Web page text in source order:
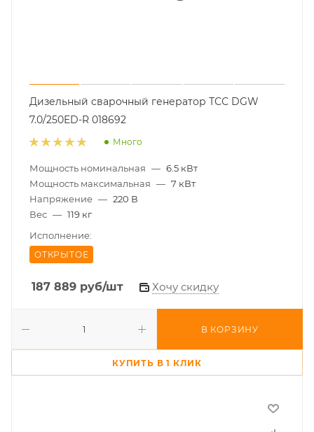
Дизельный сварочный генератор ТСС DGW
7.0/250ED-R 018692
Много
Мощность номинальная — 6.5 кВт
Мощность максимальная — 7 кВт
Напряжение — 220 В
Вес — 119 кг
Исполнение:
ОТКРЫТОЕ
187 889 руб/шт Хочу скидку
В КОРЗИНУ
КУПИТЬ В 1 КЛИК